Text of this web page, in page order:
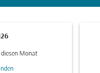
diesen Monat